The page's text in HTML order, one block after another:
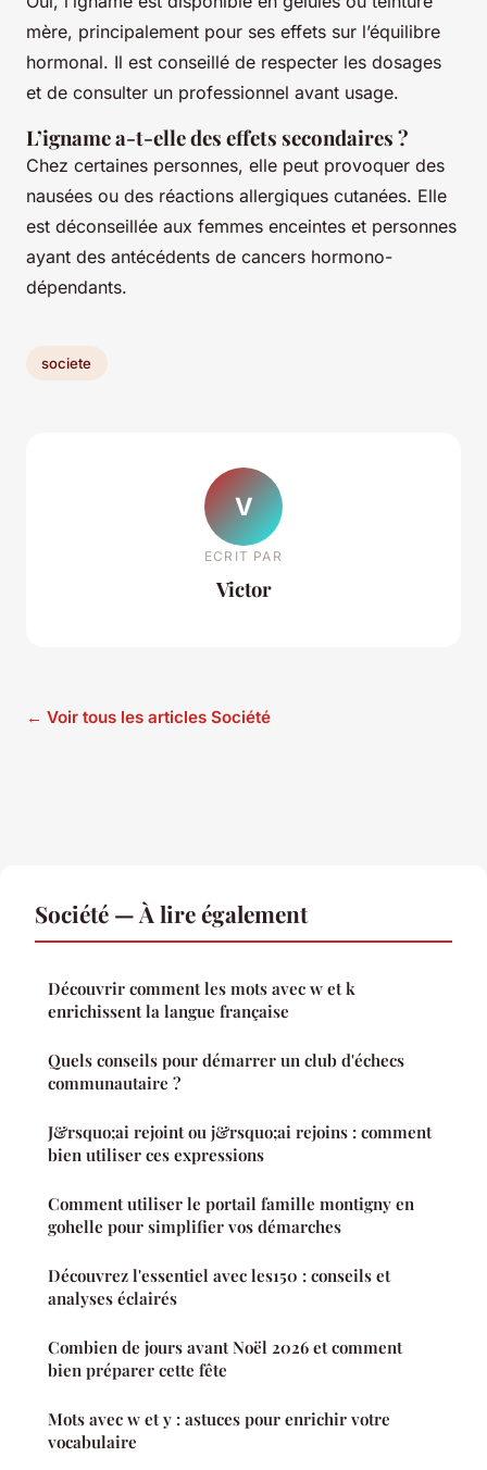
mère, principalement pour ses effets sur l’équilibre
hormonal. Il est conseillé de respecter les dosages
et de consulter un professionnel avant usage.
L’igname a-t-elle des effets secondaires ?
Chez certaines personnes, elle peut provoquer des
nausées ou des réactions allergiques cutanées. Elle
est déconseillée aux femmes enceintes et personnes
ayant des antécédents de cancers hormono-
dépendants.
societe
V
ECRIT PAR
Victor
← Voir tous les articles Société
Société — À lire également
Découvrir comment les mots avec w et k
enrichissent la langue française
Quels conseils pour démarrer un club d'échecs
communautaire ?
J&rsquo;ai rejoint ou j&rsquo;ai rejoins : comment
bien utiliser ces expressions
Comment utiliser le portail famille montigny en
gohelle pour simplifier vos démarches
Découvrez l'essentiel avec les150 : conseils et
analyses éclairés
Combien de jours avant Noël 2026 et comment
bien préparer cette fête
Mots avec w et y : astuces pour enrichir votre
vocabulaire